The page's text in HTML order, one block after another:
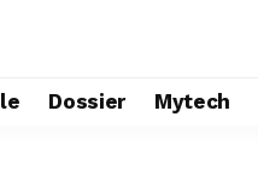
Dossier Mytech